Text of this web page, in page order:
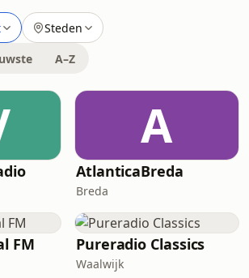
Steden
A–Z
A
AtlanticaBreda
Breda
FM Pureradio Classics
Waalwijk